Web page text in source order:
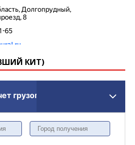
КИТ)
грузоперевозки